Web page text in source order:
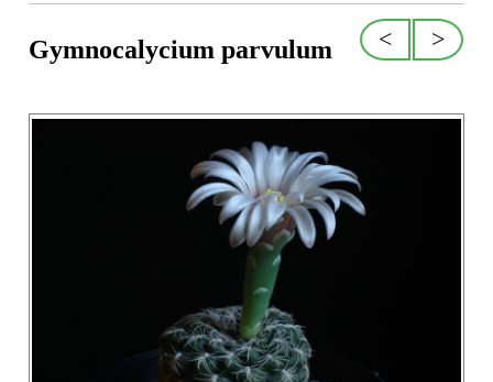
>
<
Gymnocalycium parvulum